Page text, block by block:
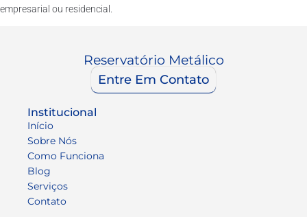
empresarial ou residencial.
Reservatório Metálico
Entre Em Contato
Institucional
Início
Sobre Nós
Como Funciona
Blog
Serviços
Contato